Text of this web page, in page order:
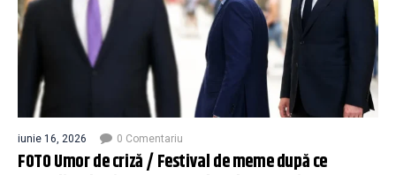
iunie 16, 2026 0 Comentariu
FOTO Umor de criză / Festival de meme după ce